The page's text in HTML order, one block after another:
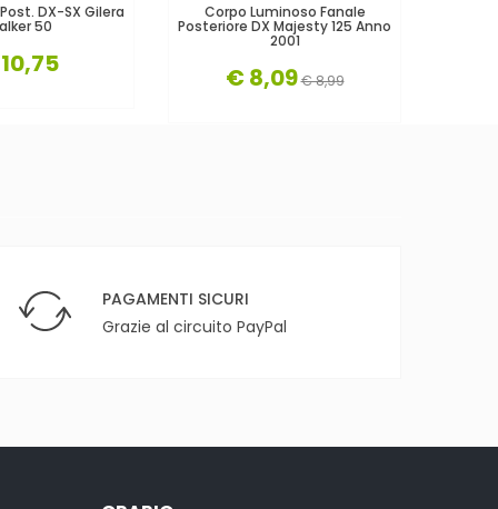
DX-SX Gilera
50
Corpo Luminoso Fanale
Posteriore DX Majesty 125 Anno
2001
€ 8,09€ 8,99
PAGAMENTI SICURI
Grazie al circuito PayPal